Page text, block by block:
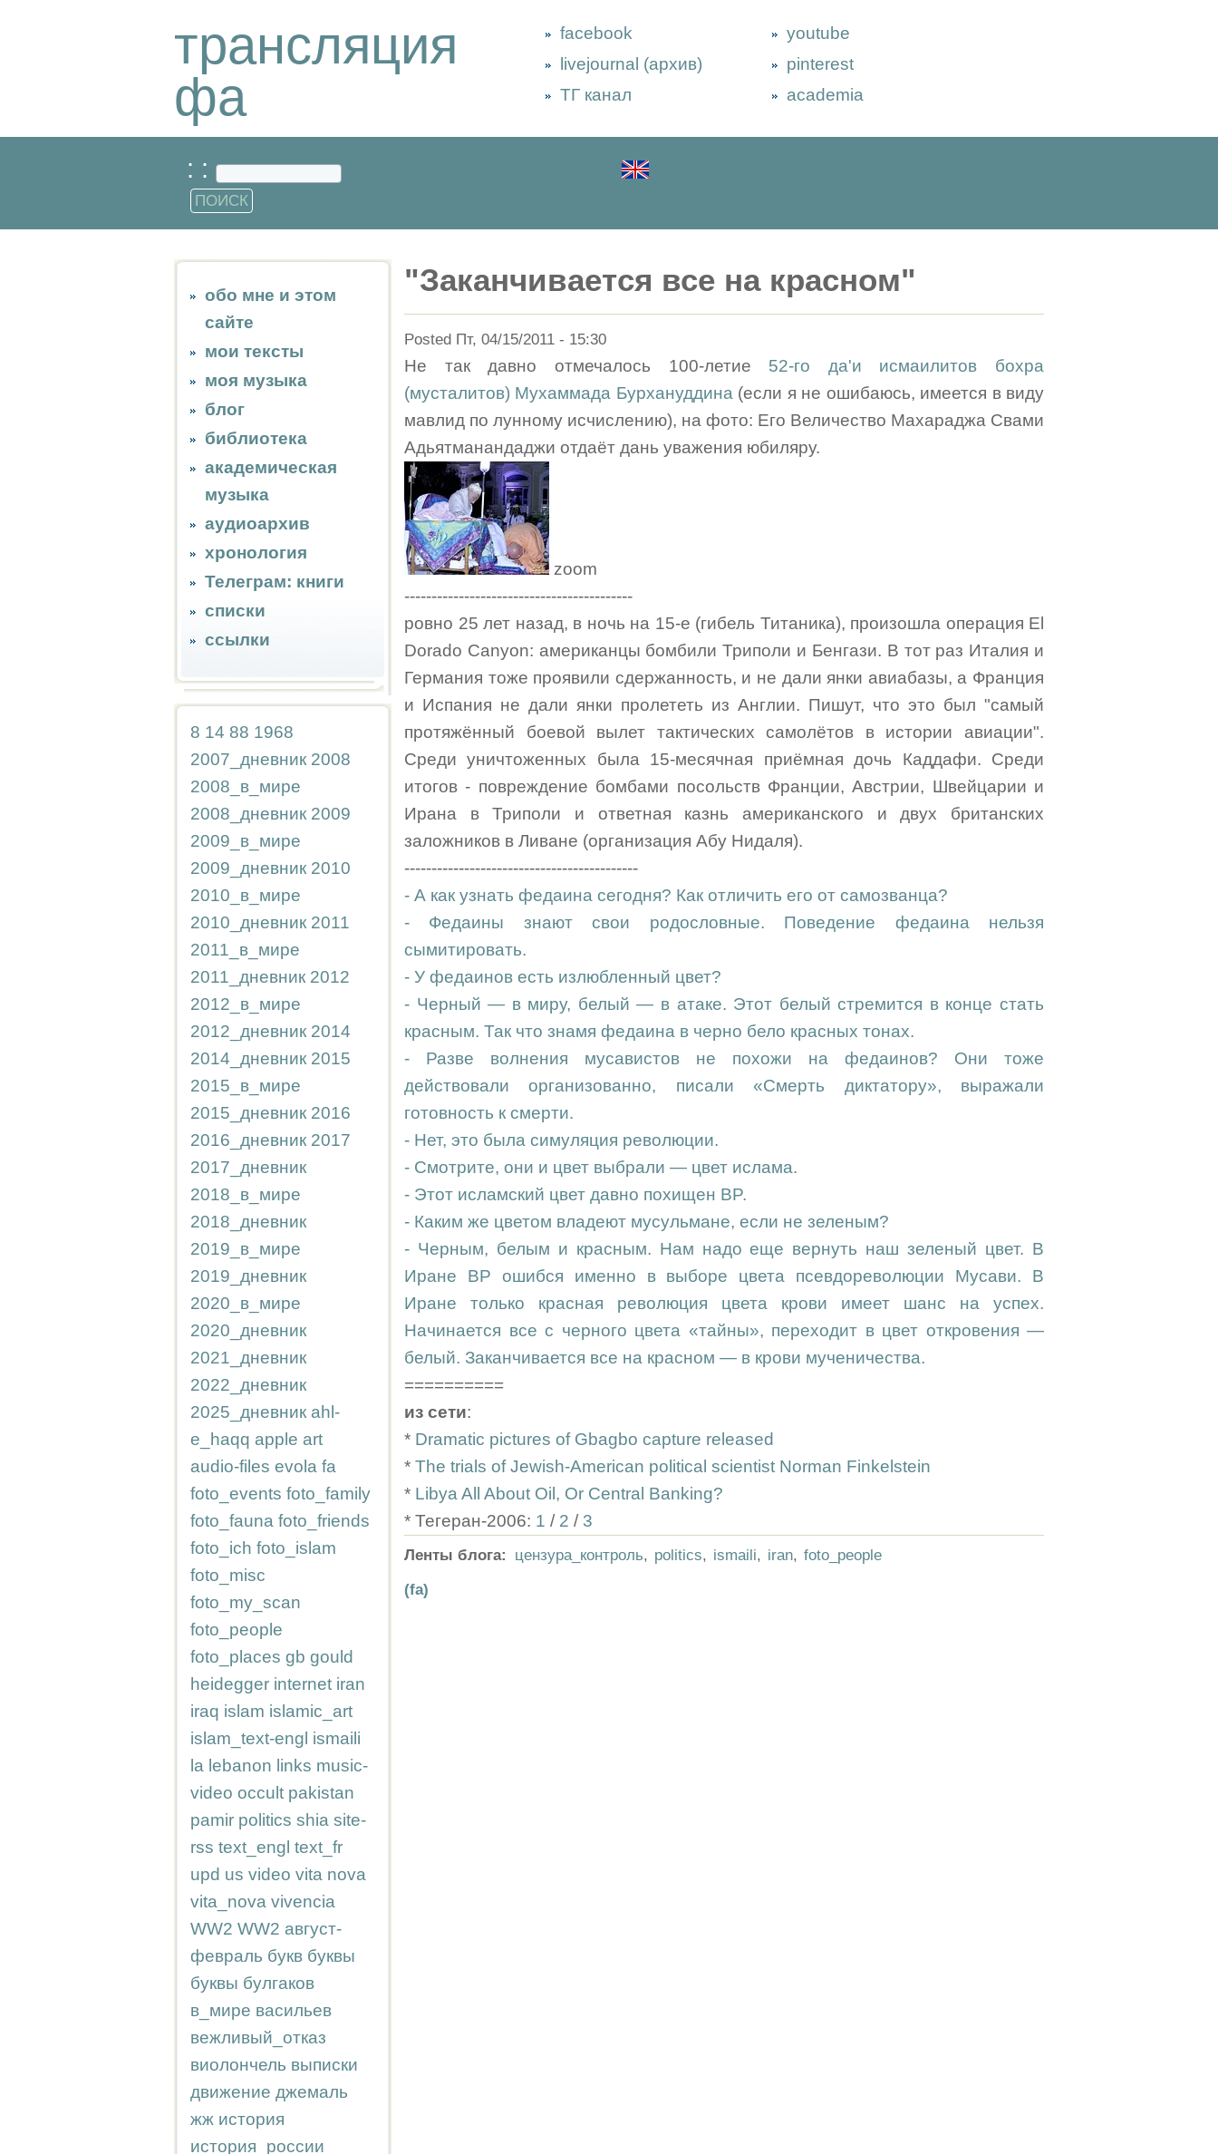
трансляция
фа
facebook
livejournal (архив)
ТГ канал
youtube
pinterest
academia
: :
обо мне и этом
сайте
мои тексты
моя музыка
блог
библиотека
академическая
музыка
аудиоархив
хронология
Телеграм: книги
списки
ссылки
8 14 88 1968
2007_дневник 2008
2008_в_мире
2008_дневник 2009
2009_в_мире
2009_дневник 2010
2010_в_мире
2010_дневник 2011
2011_в_мире
2011_дневник 2012
2012_в_мире
2012_дневник 2014
2014_дневник 2015
2015_в_мире
2015_дневник 2016
2016_дневник 2017
2017_дневник
2018_в_мире
2018_дневник
2019_в_мире
2019_дневник
2020_в_мире
2020_дневник
2021_дневник
2022_дневник
2025_дневник ahl-
e_haqq apple art
audio-files evola fa
foto_events foto_family
foto_fauna foto_friends
foto_ich foto_islam
foto_misc
foto_my_scan
foto_people
foto_places gb gould
heidegger internet iran
iraq islam islamic_art
islam_text-engl ismaili
la lebanon links music-
video occult pakistan
pamir politics shia site-
rss text_engl text_fr
upd us video vita nova
vita_nova vivencia
WW2 WW2 август-
февраль букв буквы
буквы булгаков
в_мире васильев
вежливый_отказ
виолончель выписки
движение джемаль
жж история
история_россии
"Заканчивается все на красном"
Posted Пт, 04/15/2011 - 15:30
Не так давно отмечалось 100-летие 52-го да'и исмаилитов бохра
(мусталитов) Мухаммада Бурхануддина (если я не ошибаюсь, имеется в виду
мавлид по лунному исчислению), на фото: Его Величество Махараджа Свами
Адьятманандаджи отдаёт дань уважения юбиляру.
zoom
------------------------------------------
ровно 25 лет назад, в ночь на 15-е (гибель Титаника), произошла операция El
Dorado Canyon: американцы бомбили Триполи и Бенгази. В тот раз Италия и
Германия тоже проявили сдержанность, и не дали янки авиабазы, а Франция
и Испания не дали янки пролететь из Англии. Пишут, что это был "самый
протяжённый боевой вылет тактических самолётов в истории авиации".
Среди уничтоженных была 15-месячная приёмная дочь Каддафи. Среди
итогов - повреждение бомбами посольств Франции, Австрии, Швейцарии и
Ирана в Триполи и ответная казнь американского и двух британских
заложников в Ливане (организация Абу Нидаля).
-------------------------------------------
- А как узнать федаина сегодня? Как отличить его от самозванца?
- Федаины знают свои родословные. Поведение федаина нельзя
сымитировать.
- У федаинов есть излюбленный цвет?
- Черный — в миру, белый — в атаке. Этот белый стремится в конце стать
красным. Так что знамя федаина в черно бело красных тонах.
- Разве волнения мусавистов не похожи на федаинов? Они тоже
действовали организованно, писали «Смерть диктатору», выражали
готовность к смерти.
- Нет, это была симуляция революции.
- Смотрите, они и цвет выбрали — цвет ислама.
- Этот исламский цвет давно похищен BP.
- Каким же цветом владеют мусульмане, если не зеленым?
- Черным, белым и красным. Нам надо еще вернуть наш зеленый цвет. В
Иране BP ошибся именно в выборе цвета псевдореволюции Мусави. В
Иране только красная революция цвета крови имеет шанс на успех.
Начинается все с черного цвета «тайны», переходит в цвет откровения —
белый. Заканчивается все на красном — в крови мученичества.
==========
из сети:
* Dramatic pictures of Gbagbo capture released
* The trials of Jewish-American political scientist Norman Finkelstein
* Libya All About Oil, Or Central Banking?
* Тегеран-2006: 1 / 2 / 3
Ленты блога: цензура_контроль, politics, ismaili, iran, foto_people
(fa)